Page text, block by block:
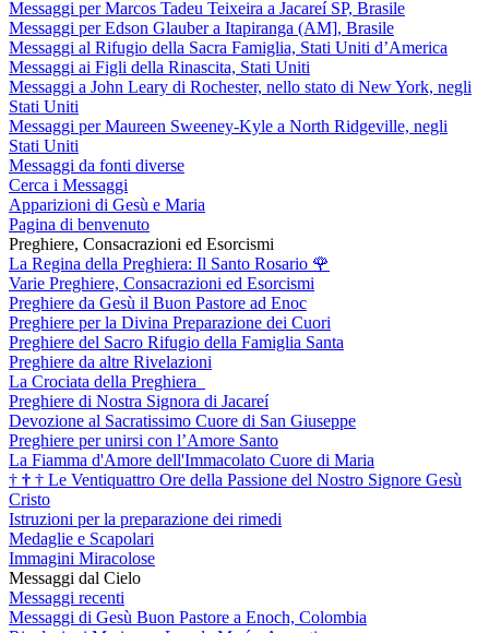
Messaggi per Marcos Tadeu Teixeira a Jacareí SP, Brasile
Messaggi per Edson Glauber a Itapiranga (AM], Brasile
Messaggi al Rifugio della Sacra Famiglia, Stati Uniti d’America
Messaggi ai Figli della Rinascita, Stati Uniti
Messaggi a John Leary di Rochester, nello stato di New York, negli
Stati Uniti
Messaggi per Maureen Sweeney-Kyle a North Ridgeville, negli
Stati Uniti
Messaggi da fonti diverse
Cerca i Messaggi
Apparizioni di Gesù e Maria
Pagina di benvenuto
Preghiere, Consacrazioni ed Esorcismi
La Regina della Preghiera: Il Santo Rosario 🌹
Varie Preghiere, Consacrazioni ed Esorcismi
Preghiere da Gesù il Buon Pastore ad Enoc
Preghiere per la Divina Preparazione dei Cuori
Preghiere del Sacro Rifugio della Famiglia Santa
Preghiere da altre Rivelazioni
La Crociata della Preghiera
Preghiere di Nostra Signora di Jacareí
Devozione al Sacratissimo Cuore di San Giuseppe
Preghiere per unirsi con l’Amore Santo
La Fiamma d'Amore dell'Immacolato Cuore di Maria
† † † Le Ventiquattro Ore della Passione del Nostro Signore Gesù
Cristo
Istruzioni per la preparazione dei rimedi
Medaglie e Scapolari
Immagini Miracolose
Messaggi dal Cielo
Messaggi recenti
Messaggi di Gesù Buon Pastore a Enoch, Colombia